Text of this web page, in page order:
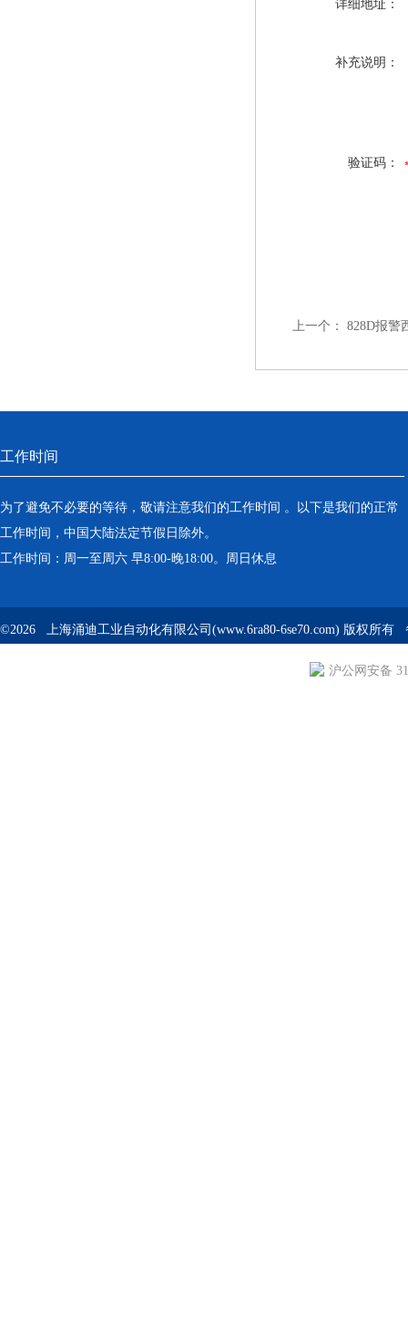
详细地址：
补充说明：
验证码：
上一个： 828D报警
工作时间
为了避免不必要的等待，敬请注意我们的工作时间 。以下是我们的正常
工作时间，中国大陆法定节假日除外。
工作时间：周一至周六 早8:00-晚18:00。周日休息
©2026 上海涌迪工业自动化有限公司(www.6ra80-6se70.com) 版权所有
沪公网安备